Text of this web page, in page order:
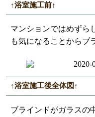
↑浴室施工前↑
マンションではめずら
も気になることからブ
↑浴室施工後全体図↑
ブラインドがガラスの